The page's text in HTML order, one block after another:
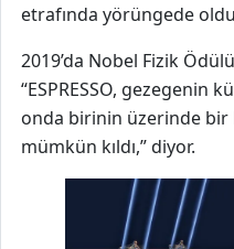
etrafında yörüngede
2019’da Nobel Fizik
“ESPRESSO, gezegenin
onda birinin üzerinde bir
mümkün kıldı,” diyor.